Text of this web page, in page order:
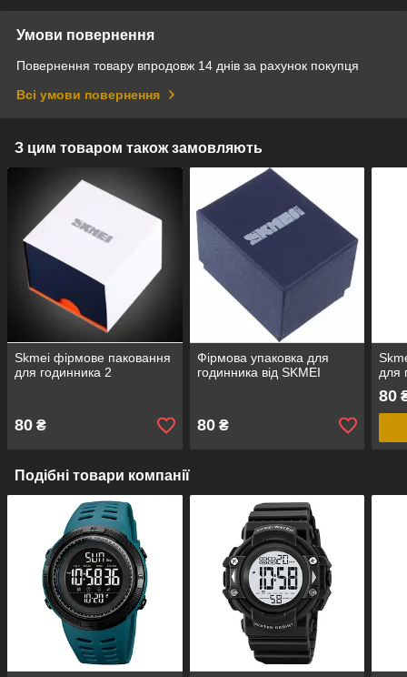
Умови повернення
Повернення товару впродовж 14 днів за рахунок покупця
Всі умови повернення
З цим товаром також замовляють
Skmei фірмове паковання
для годинника 2
80 ₴
Фірмова упаковка для
годинника від SKMEI
80₴
для
80
Подібні товари компанії